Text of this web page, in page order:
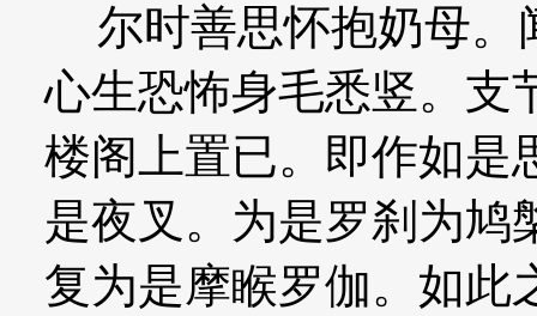
尔时善思怀抱奶母。
心生恐怖身毛悉竖。支
楼阁上置已。即作如是
是夜叉。为是罗刹为鸠
复为是摩睺罗伽。如此